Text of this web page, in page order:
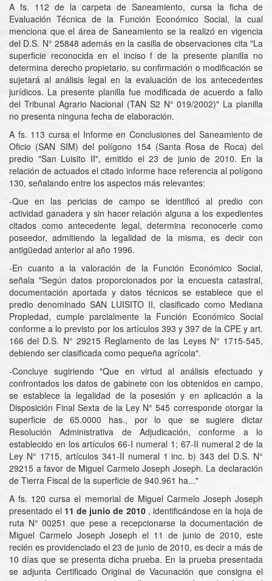
A fs. 112 de la carpeta de Saneamiento, cursa la ficha de
Evaluación Técnica de la Función Económico Social, la cual
menciona que el área de Saneamiento se la realizó en vigencia
del D.S. N° 25848 además en la casilla de observaciones cita "La
superficie reconocida en el inciso f de la presente planilla no
determina derecho propietario, su confirmación o modificación se
sujetará al análisis legal en la evaluación de los antecedentes
jurídicos. La presente planilla fue modificada de acuerdo a fallo
del Tribunal Agrario Nacional (TAN S2 N° 019/2002)" La planilla
no presenta ninguna fecha de elaboración.
A fs. 113 cursa el Informe en Conclusiones del Saneamiento de
Oficio (SAN SIM) del polígono 154 (Santa Rosa de Roca) del
predio "San Luisito II", emitido el 23 de junio de 2010. En la
relación de actuados el citado informe hace referencia al polígono
130, señalando entre los aspectos más relevantes:
-Que en las pericias de campo se identificó al predio con
actividad ganadera y sin hacer relación alguna a los expedientes
citados como antecedente legal, determina reconocerle como
poseedor, admitiendo la legalidad de la misma, es decir con
antigüedad anterior al año 1996.
-En cuanto a la valoración de la Función Económico Social,
señala "Según datos proporcionados por la encuesta catastral,
documentación aportada y datos técnicos se establece que el
predio denominado SAN LUISITO II, clasificado como Mediana
Propiedad, cumple parcialmente la Función Económico Social
conforme a lo previsto por los artículos 393 y 397 de la CPE y art.
166 del D.S. N° 29215 Reglamento de las Leyes N° 1715-545,
debiendo ser clasificada como pequeña agrícola".
-Concluye sugiriendo "Que en virtud al análisis efectuado y
confrontados los datos de gabinete con los obtenidos en campo,
se establece la legalidad de la posesión y en aplicación a la
Disposición Final Sexta de la Ley N° 545 corresponde otorgar la
superficie de 65.0000 has., por lo que se sugiere dictar
Resolución Administrativa de Adjudicación, conforme a lo
establecido en los artículos 66-I numeral 1; 67-II numeral 2 de la
Ley N° 1715, artículos 341-II numeral 1 inc. b) 343 del D.S. N°
29215 a favor de Miguel Carmelo Joseph Joseph. La declaración
de Tierra Fiscal de la superficie de 940.961 ha..."
A fs. 120 cursa el memorial de Miguel Carmelo Joseph Joseph
presentado el 11 de junio de 2010, identificándose en la hoja de
ruta N° 00251 que pese a recepcionarse la documentación de
Miguel Carmelo Joseph Joseph el 11 de junio de 2010, este
recién es providenciado el 23 de junio de 2010, es decir a más de
10 días que se presenta dicha prueba. En la prueba presentada
se adjunta Certificado Original de Vacunación que consigna el